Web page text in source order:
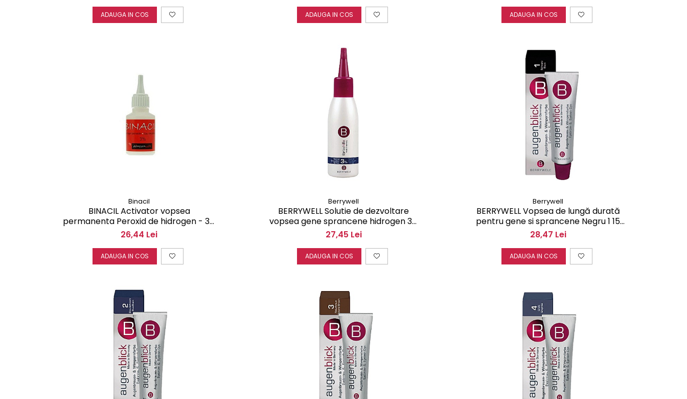
ADAUGA IN COS ADAUGA IN COS ADAUGA IN COS
Binacil
BINACIL Activator vopsea
permanenta Peroxid de hidrogen - 3%
50 ml
26,44 Lei
ADAUGA IN COS
Berrywell
BERRYWELL Solutie de dezvoltare
vopsea gene sprancene hidrogen 3%
61 ml B32011
27,45 Lei
ADAUGA IN COS
Berrywell
BERRYWELL Vopsea de lungă durată
pentru gene si sprancene Negru 1 15
ml F20100
28,47 Lei
ADAUGA IN COS